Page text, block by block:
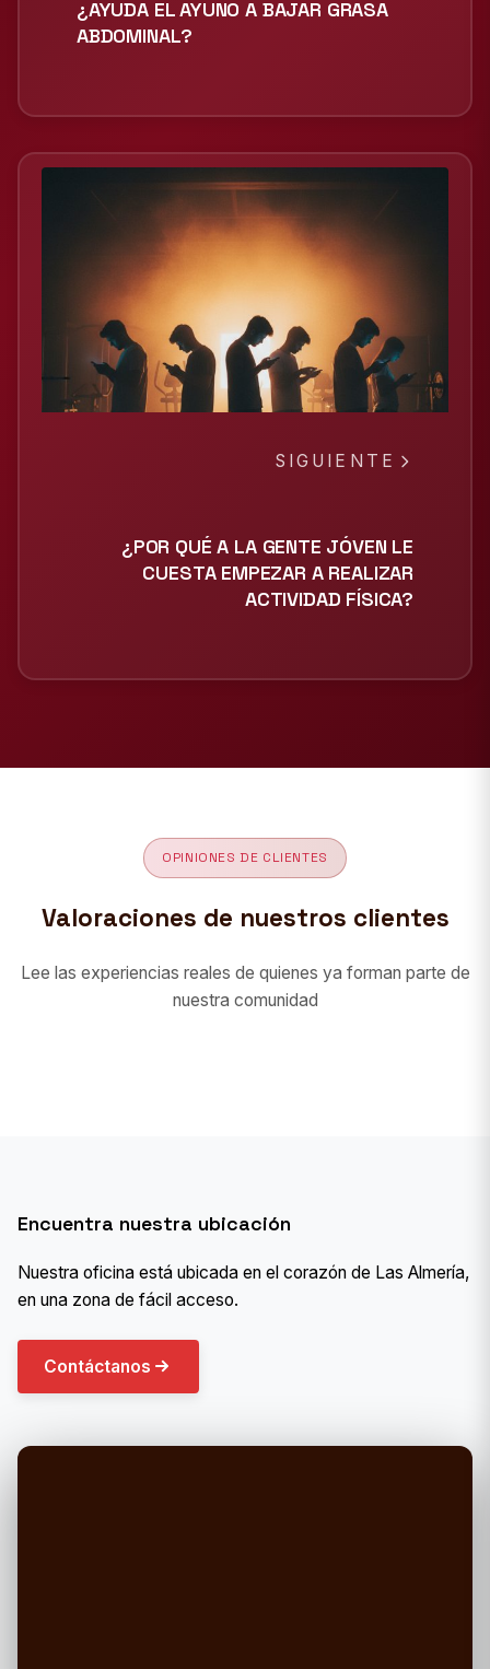
¿AYUDA EL AYUNO A BAJAR GRASA
ABDOMINAL?
SIGUIENTE
¿POR QUÉ A LA GENTE JÓVEN LE
CUESTA EMPEZAR A REALIZAR
ACTIVIDAD FÍSICA?
OPINIONES DE CLIENTES
Valoraciones de nuestros clientes
Lee las experiencias reales de quienes ya forman parte de
nuestra comunidad
Encuentra nuestra ubicación
Nuestra oficina está ubicada en el corazón de Las Almería,
en una zona de fácil acceso.
Contáctanos